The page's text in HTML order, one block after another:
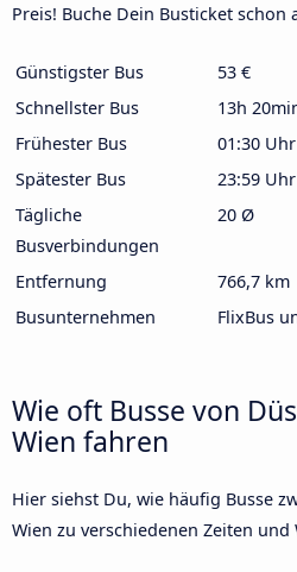
Preis! Buche Dein Busticket schon
Günstigster Bus
53 €
Schnellster Bus
13h
Frühester Bus
01:30 Uhr
Spätester Bus
23:59 Uhr
Tägliche
Busverbindungen
20 Ø
Entfernung
766,7 km
Busunternehmen
FlixBus
Wie oft Busse von
Wien fahren
Hier siehst Du, wie häufig Busse
Wien zu verschiedenen Zeiten